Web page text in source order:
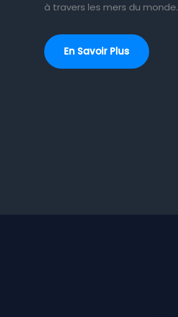
à travers les mers du monde.
En Savoir Plus